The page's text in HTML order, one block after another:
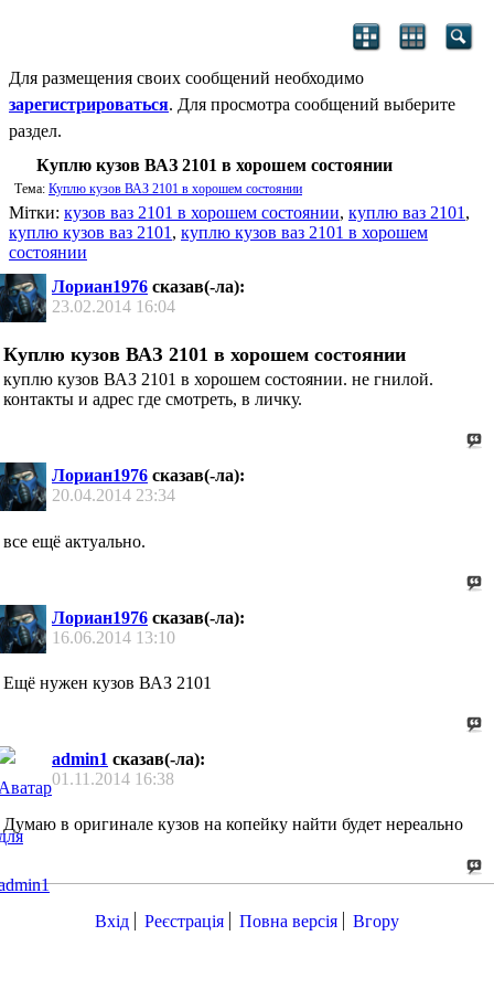
Для размещения своих сообщений необходимо
зарегистрироваться. Для просмотра сообщений выберите
раздел.
Куплю кузов ВАЗ 2101 в хорошем состоянии
Тема: Куплю кузов ВАЗ 2101 в хорошем состоянии
Мітки: кузов ваз 2101 в хорошем состоянии, куплю ваз 2101 ,
куплю кузов ваз 2101 , куплю кузов ваз 2101 в хорошем
состоянии
Лориан1976 сказав(-ла):
23.02.2014 16:04
Куплю кузов ВАЗ 2101 в хорошем состоянии
куплю кузов ВАЗ 2101 в хорошем состоянии. не гнилой.
контакты и адрес где смотреть, в личку.
Лориан1976 сказав(-ла):
20.04.2014 23:34
все ещё актуально.
Лориан1976 сказав(-ла):
16.06.2014 13:10
Ещё нужен кузов ВАЗ 2101
admin1 сказав(-ла):
01.11.2014 16:38
Думаю в оригинале кузов на копейку найти будет нереально
Вхід Реєстрація Повна версія Вгору